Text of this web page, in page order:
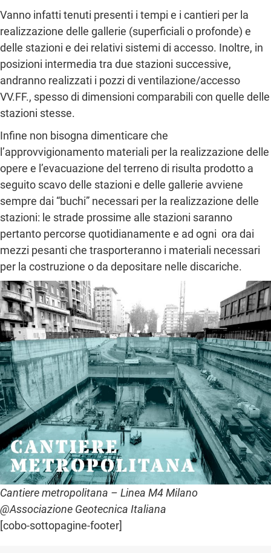
Vanno infatti tenuti presenti i tempi e i cantieri per la
realizzazione delle gallerie (superficiali o profonde) e
delle stazioni e dei relativi sistemi di accesso. Inoltre, in
posizioni intermedia tra due stazioni successive,
andranno realizzati i pozzi di ventilazione/accesso
VV.FF., spesso di dimensioni comparabili con quelle delle
stazioni stesse.
Infine non bisogna dimenticare che
l’approvvigionamento materiali per la realizzazione delle
opere e l’evacuazione del terreno di risulta prodotto a
seguito scavo delle stazioni e delle gallerie avviene
sempre dai “buchi” necessari per la realizzazione delle
stazioni: le strade prossime alle stazioni saranno
pertanto percorse quotidianamente e ad ogni ora dai
mezzi pesanti che trasporteranno i materiali necessari
per la costruzione o da depositare nelle discariche.
Cantiere metropolitana – Linea M4 Milano
@Associazione Geotecnica Italiana
[cobo-sottopagine-footer]